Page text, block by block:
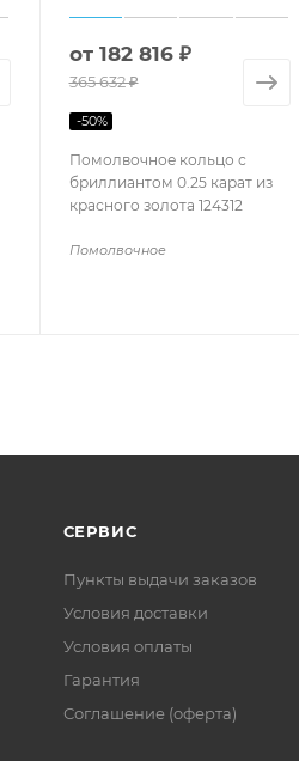
Помолвочное кольцо с
бриллиантом 0.25 карат из
красного золота 124312
Помолвочное
от 182 816 ₽
365 632 ₽
-50%
СЕРВИС
Пункты выдачи заказов
Условия доставки
Условия оплаты
Гарантия
Соглашение (оферта)